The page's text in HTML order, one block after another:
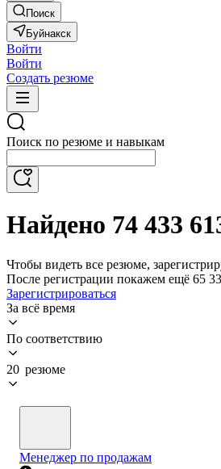
Поиск
Буйнакск
Войти
Войти
Создать резюме
Поиск по резюме и навыкам
Найдено 74 433
Чтобы видеть все резюме,
После регистрации покажем ещё 65
Зарегистрироваться
За всё время
По соответствию
20 резюме
Менеджер по продажам